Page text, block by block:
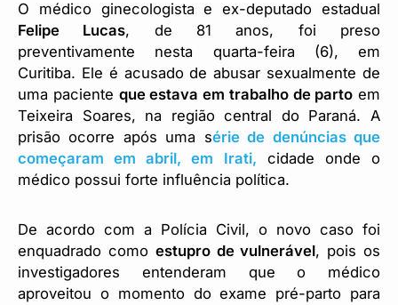
O médico ginecologista e ex-deputado estadual
Felipe Lucas, de 81 anos, foi preso
preventivamente nesta quarta-feira (6), em
Curitiba. Ele é acusado de abusar sexualmente de
uma paciente que estava em trabalho de parto em
Teixeira Soares, na região central do Paraná. A
prisão ocorre após uma série de denúncias que
começaram em abril, em Irati, cidade onde o
médico possui forte influência política.
De acordo com a Polícia Civil, o novo caso foi
enquadrado como estupro de vulnerável, pois os
investigadores entenderam que o médico
aproveitou o momento do exame pré-parto para